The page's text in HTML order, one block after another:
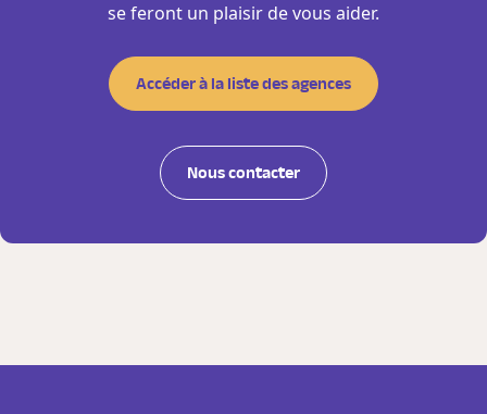
se feront un plaisir de vous aider.
Accéder à la liste des agences
Nous contacter